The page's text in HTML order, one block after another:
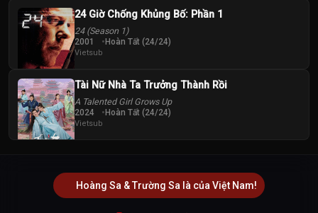
24 Giờ Chống Khủng Bố: Phần 1
24 (Season 1)
2001 Hoàn Tất (24/24)
Vietsub
Tài Nữ Nhà Ta Trưởng Thành Rồi
A Talented Girl Grows Up
2024 Hoàn Tất (24/24)
Vietsub
Hoàng Sa & Trường Sa là của Việt Nam!